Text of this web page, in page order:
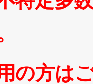
の方は